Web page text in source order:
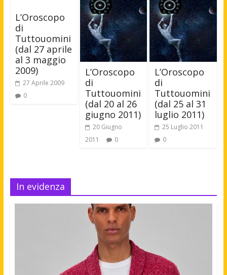
L’Oroscopo
di
Tuttouomini
(dal 27 aprile
al 3 maggio
2009)
27 Aprile 2009
0
L’Oroscopo
di
Tuttouomini
(dal 20 al 26
giugno 2011)
20 Giugno
2011
0
L’Oroscopo
di
Tuttouomini
(dal 25 al 31
luglio 2011)
25 Luglio 2011
0
In evidenza